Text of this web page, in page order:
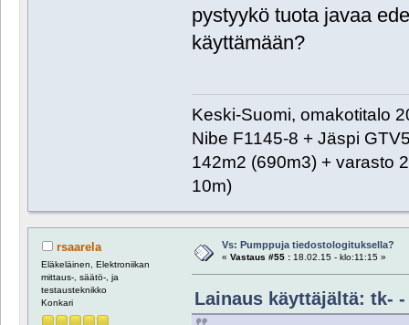
pystyykö tuota javaa
käyttämään?
Keski-Suomi, omakotitalo
Nibe F1145-8 + Jäspi
142m2 (690m3) + varasto
10m)
rsaarela
Eläkeläinen, Elektroniikan
mittaus-, säätö-, ja
testausteknikko
Konkari
Vs: Pumppuja tiedostologituksella?
« Vastaus #55 :18.02.15 - klo:11:15 »
Lainaus käyttäjältä: tk- -